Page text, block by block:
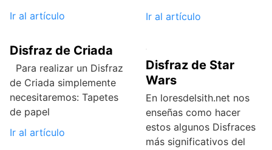
Ir al artículo
Ir al artículo
Disfraz de Criada
Para realizar un Disfraz
de Criada simplemente
necesitaremos: Tapetes
de papel
Ir al artículo
Disfraz de Star
Wars
En loresdelsith.net nos
enseñas como hacer
estos algunos Disfraces
más significativos del